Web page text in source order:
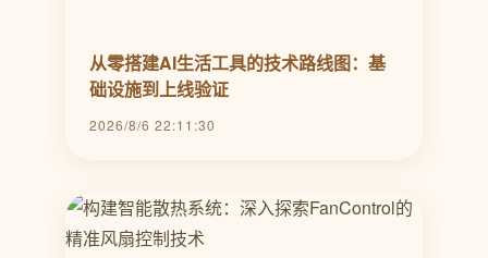
从零搭建AI生活工具的技术路线图：基
础设施到上线验证
2026/8/6 22:11:30